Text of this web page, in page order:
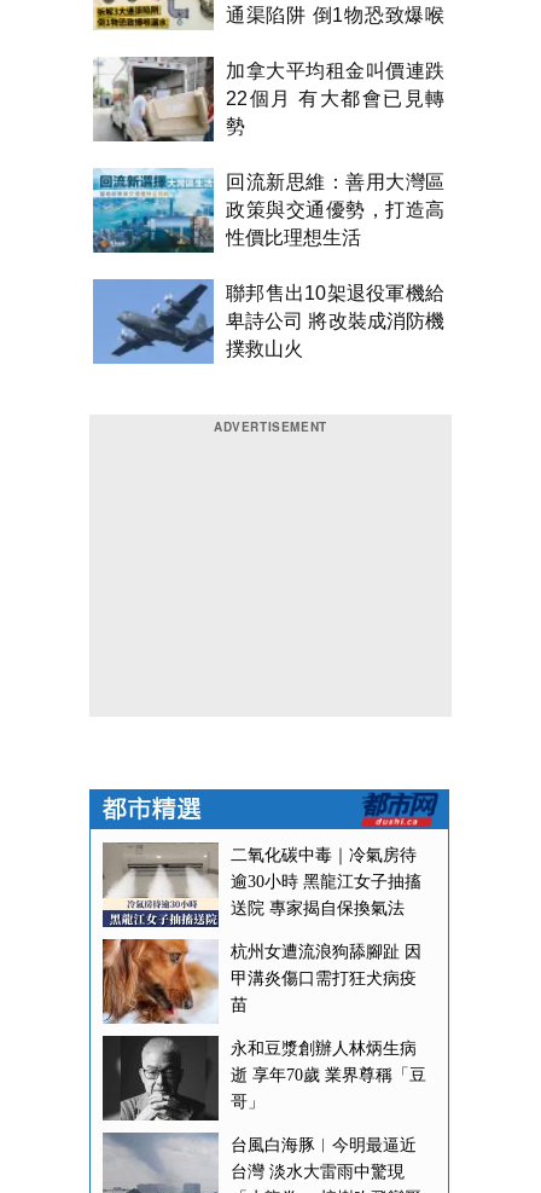
通渠陷阱 倒1物恐致爆喉
加拿大平均租金叫價連跌
22個月 有大都會已見轉
勢
回流新思維：善用大灣區
政策與交通優勢，打造高
性價比理想生活
聯邦售出10架退役軍機給
卑詩公司 將改裝成消防機
撲救山火